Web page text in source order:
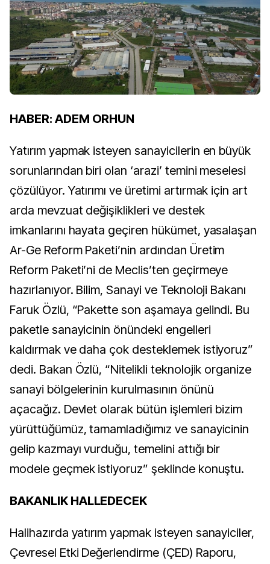
HABER: ADEM ORHUN
Yatırım yapmak isteyen sanayicilerin en büyük
sorunlarından biri olan ‘arazi’ temini meselesi
çözülüyor. Yatırımı ve üretimi artırmak için art
arda mevzuat değişiklikleri ve destek
imkanlarını hayata geçiren hükümet, yasalaşan
Ar-Ge Reform Paketi’nin ardından Üretim
Reform Paketi’ni de Meclis’ten geçirmeye
hazırlanıyor. Bilim, Sanayi ve Teknoloji Bakanı
Faruk Özlü, “Pakette son aşamaya gelindi. Bu
paketle sanayicinin önündeki engelleri
kaldırmak ve daha çok desteklemek istiyoruz”
dedi. Bakan Özlü, “Nitelikli teknolojik organize
sanayi bölgelerinin kurulmasının önünü
açacağız. Devlet olarak bütün işlemleri bizim
yürüttüğümüz, tamamladığımız ve sanayicinin
gelip kazmayı vurduğu, temelini attığı bir
modele geçmek istiyoruz” şeklinde konuştu.
BAKANLIK HALLEDECEK
Halihazırda yatırım yapmak isteyen sanayiciler,
Çevresel Etki Değerlendirme (ÇED) Raporu,